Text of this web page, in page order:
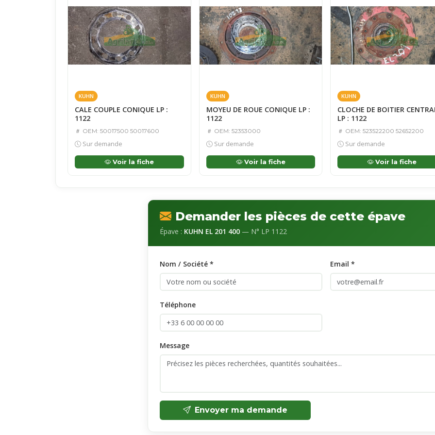
KUHN
CALE COUPLE CONIQUE LP :
1122
OEM: 50017500 50017600
Sur demande
Voir la fiche
KUHN
MOYEU DE ROUE CONIQUE LP :
1122
OEM: 52353000
Sur demande
Voir la fiche
KUHN
CLOCHE DE BOITIER
LP : 1122
OEM: 523522200 52652200
Sur demande
Voir la fiche
Demander les pièces de cette épave
Épave : KUHN EL 201 400 — N° LP 1122
Nom / Société * Email *
Téléphone
Message
Envoyer ma demande